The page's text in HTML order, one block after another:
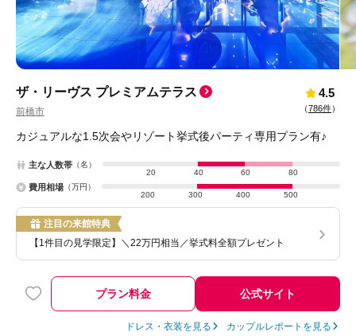
ザ・リーヴス プレミアムテラス
前橋市
4.5
（786件）
カジュアルな1.5次会やリゾート挙式後パーティ専用プラン有♪
主な人数帯 （名）
20
40 60 80
費用相場 （万円）
200
300 400 500
注目の来館特典
【1件目の見学限定】＼22万円相当／挙式料全額プレゼント
プラン料金 公式サイト
ドレス・衣装を見る カップルレポートを見る